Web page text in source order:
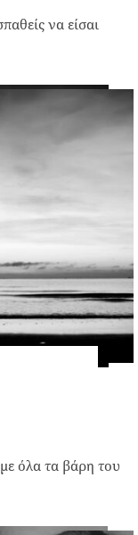
να είσαι
όλα τα βάρη του